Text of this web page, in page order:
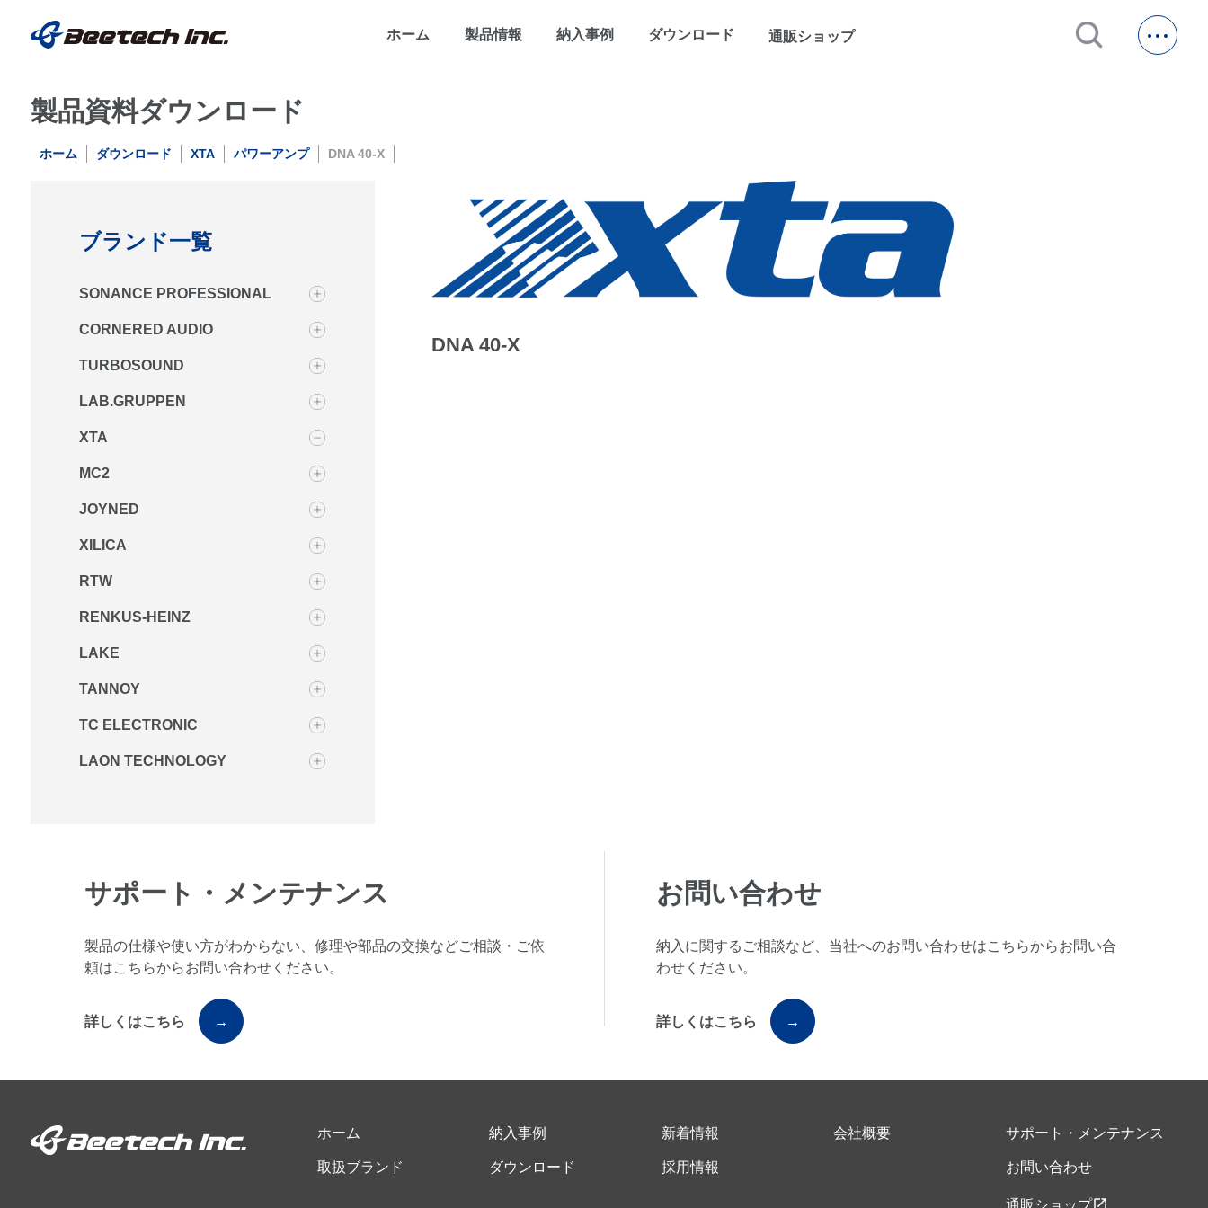
ホーム 製品情報 納入事例 ダウンロード 通販ショップopen_in_new
製品資料ダウンロード
ホーム ダウンロード XTA パワーアンプ DNA 40-X
ブランド一覧
SONANCE PROFESSIONAL
CORNERED AUDIO
TURBOSOUND
LAB.GRUPPEN
XTA
MC2
JOYNED
XILICA
RTW
RENKUS-HEINZ
LAKE
TANNOY
TC ELECTRONIC
LAON TECHNOLOGY
DNA 40-X
サポート・メンテナンス
製品の仕様や使い方がわからない、修理や部品の交換などご相談・ご依
頼はこちらからお問い合わせください。
詳しくはこちら →
お問い合わせ
納入に関するご相談など、当社へのお問い合わせはこちらからお問い合
わせください。
詳しくはこちら →
ホーム 納入事例 新着情報 会社概要
取扱ブランド ダウンロード 採用情報
サポート・メンテナンス
お問い合わせ
通販ショップopen_in_new